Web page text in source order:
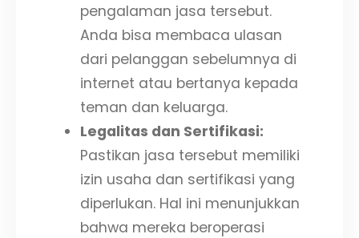
pengalaman jasa tersebut.
Anda bisa membaca ulasan
dari pelanggan sebelumnya di
internet atau bertanya kepada
teman dan keluarga.
Legalitas dan Sertifikasi:
Pastikan jasa tersebut memiliki
izin usaha dan sertifikasi yang
diperlukan. Hal ini menunjukkan
bahwa mereka beroperasi